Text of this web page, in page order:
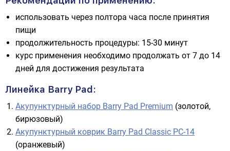
использовать через полтора часа после принятия
пищи
продолжительность процедуры: 15-30 минут
курс применения необходимо продолжать от 7 до 14
дней для достижения результата
Линейка Barry Pad:
Акупунктурный набор Barry Pad Premium (золотой,
бирюзовый)
Акупунктурный коврик Barry Pad Classic PC-14
(оранжевый)